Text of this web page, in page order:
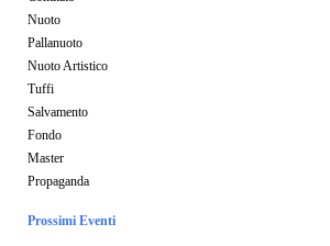
Nuoto
Pallanuoto
Nuoto Artistico
Tuffi
Salvamento
Fondo
Master
Propaganda
Prossimi Eventi